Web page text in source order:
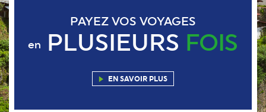
PAYEZ VOS VOYAGES
en PLUSIEURS FOIS
EN SAVOIR PLUS